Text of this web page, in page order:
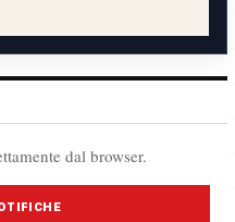
dal browser.